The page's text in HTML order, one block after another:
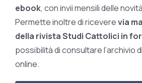
ebook, con invii mensili delle
Permette inoltre di riceverevia
della rivista Studi Cattolici in
possibilità di consultare l’archivio
online.